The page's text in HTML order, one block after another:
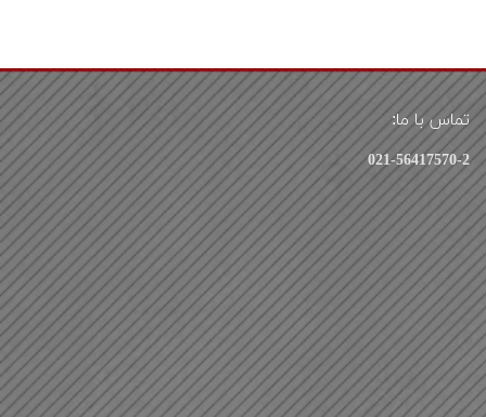
تماس با ما:
021-56417570-2